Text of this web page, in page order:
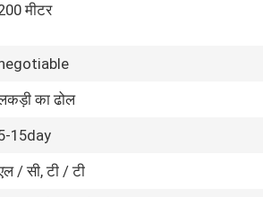
मीटर
का ढोल
15day
/ सी, टी / टी